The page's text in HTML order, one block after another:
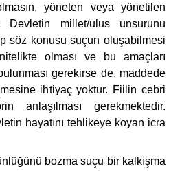
yöneten veya yönetilen
Devletin millet/ulus unsurunu
söz konusu suçun oluşabilmesi
olması ve bu amaçları
gerekirse de, maddede
ihtiyaç yoktur. Fiilin cebri
anlaşılması gerekmektedir.
hayatını tehlikeye koyan icra
bozma suçu bir kalkışma